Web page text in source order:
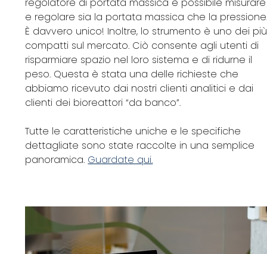
regolatore di portata massica è possibile misurare
e regolare sia la portata massica che la
È davvero unico! Inoltre, lo strumento è uno dei più
compatti sul mercato. Ciò consente agli utenti di
risparmiare spazio nel loro sistema e di ridurne il
peso. Questa è stata una delle richieste che
abbiamo ricevuto dai nostri clienti analitici e dai
clienti dei bioreattori “da banco”.
Tutte le caratteristiche uniche e le specifiche
dettagliate sono state raccolte in una semplice
panoramica. Guardate qui.